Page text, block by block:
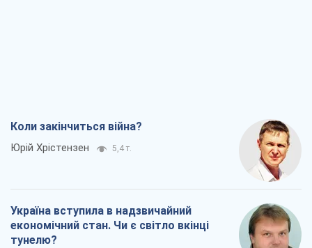
Коли закінчиться війна?
Юрій Хрістензен 5,4 т.
Україна вступила в надзвичайний
економічний стан. Чи є світло вкінці
тунелю?